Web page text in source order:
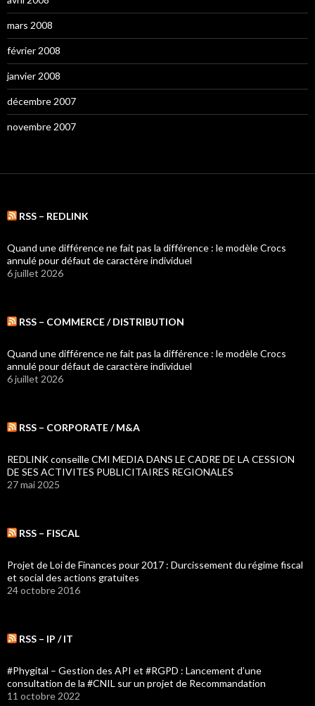
mars 2008
février 2008
janvier 2008
décembre 2007
novembre 2007
RSS – REDLINK
Quand une différence ne fait pas la différence : le modèle Crocs
annulé pour défaut de caractère individuel
6 juillet 2026
RSS – COMMERCE / DISTRIBUTION
Quand une différence ne fait pas la différence : le modèle Crocs
annulé pour défaut de caractère individuel
6 juillet 2026
RSS – CORPORATE / M&A
REDLINK conseille CMI MEDIA DANS LE CADRE DE LA CESSION
DE SES ACTIVITES PUBLICITAIRES REGIONALES
27 mai 2025
RSS – FISCAL
Projet de Loi de Finances pour 2017 : Durcissement du régime fiscal
et social des actions gratuites
24 octobre 2016
RSS – IP / IT
#Phygital – Gestion des API et #RGPD : Lancement d’une
consultation de la #CNIL sur un projet de Recommandation
11 octobre 2022